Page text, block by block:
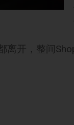
离开，整间